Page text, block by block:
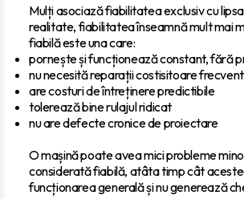
Mulți asociază fiabilitatea exclusiv cu
realitate, fiabilitatea înseamnă mult mai
fiabilă este una care:
pornește și funcționează constant, fără
nu necesită reparații costisitoare
are costuri de întreținere predictibile
tolerează bine rulajul ridicat
nu are defecte cronice de proiectare
O mașină poate avea mici probleme
considerată fiabilă, atâta timp cât
funcționarea generală și nu generează